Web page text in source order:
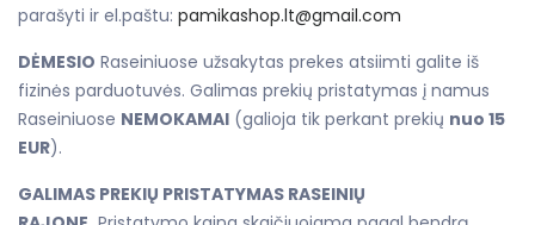
parašyti ir el.paštu: pamikashop.lt@gmail.com
DĖMESIO Raseiniuose užsakytas prekes atsiimti galite iš
fizinės parduotuvės. Galimas prekių pristatymas į namus
Raseiniuose NEMOKAMAI (galioja tik perkant prekių nuo 15
EUR).
GALIMAS PREKIŲ PRISTATYMAS RASEINIŲ